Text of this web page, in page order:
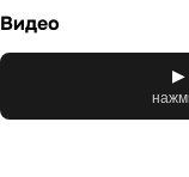
Видео
▶